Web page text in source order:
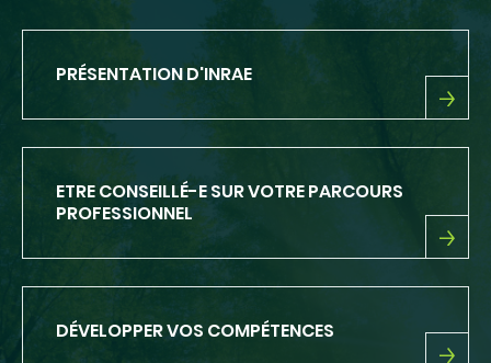
PRÉSENTATION D'INRAE
PRÉSENTATION
ETRE CONSEILLÉ-E SUR VOTRE PARCOURS
PROFESSIONNEL
ETRE
SUR
VOTRE
DÉVELOPPER VOS COMPÉTENCES